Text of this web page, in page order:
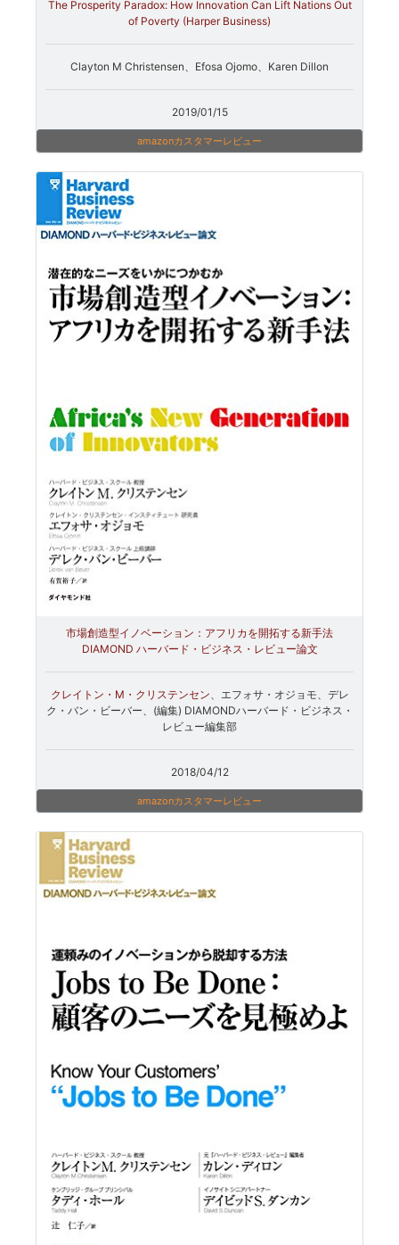
The Prosperity Paradox: How Innovation Can Lift Nations Out
of Poverty (Harper Business)
Clayton M Christensen、Efosa Ojomo、Karen Dillon
2019/01/15
amazonカスタマーレビュー
市場創造型イノベーション：アフリカを開拓する新手法
DIAMOND ハーバード・ビジネス・レビュー論文
クレイトン・M・クリステンセン、エフォサ・オジョモ、デレ
ク・バン・ビーバー、(編集) DIAMONDハーバード・ビジネス・
レビュー編集部
2018/04/12
amazonカスタマーレビュー